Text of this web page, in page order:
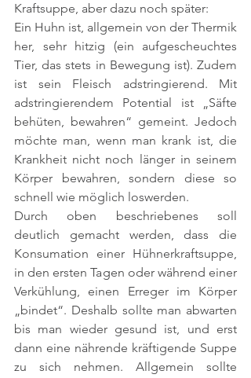
Kraftsuppe, aber dazu noch später:
Ein Huhn ist, allgemein von der Thermik
her, sehr hitzig (ein aufgescheuchtes
Tier, das stets in Bewegung ist). Zudem
ist sein Fleisch adstringierend. Mit
adstringierendem Potential ist „Säfte
behüten, bewahren“ gemeint. Jedoch
möchte man, wenn man krank ist, die
Krankheit nicht noch länger in seinem
Körper bewahren, sondern diese so
schnell wie möglich loswerden.
Durch oben beschriebenes soll
deutlich gemacht werden, dass die
Konsumation einer Hühnerkraftsuppe,
in den ersten Tagen oder während einer
Verkühlung, einen Erreger im Körper
„bindet“. Deshalb sollte man abwarten
bis man wieder gesund ist, und erst
dann eine nährende kräftigende Suppe
zu sich nehmen. Allgemein sollte